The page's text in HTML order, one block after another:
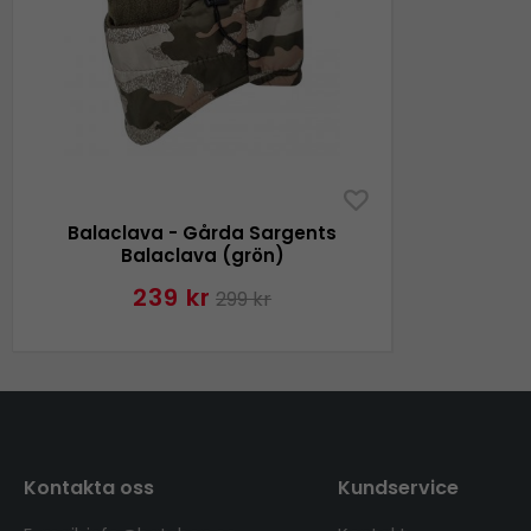
Balaclava - Gårda Sargents
Balaclava (grön)
239 kr 299 kr
Kontakta oss Kundservice